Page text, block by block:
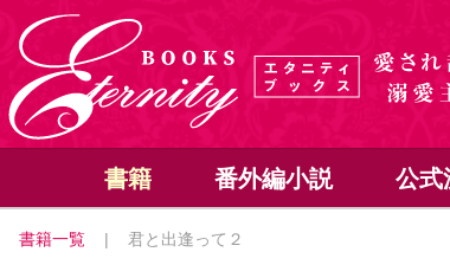
書籍 番外編小説 公式
書籍一覧 | 君と出逢って２